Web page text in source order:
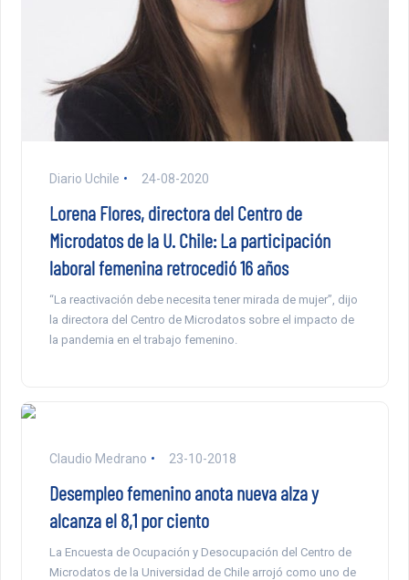
Diario Uchile 24-08-2020
Lorena Flores, directora del Centro de
Microdatos de la U. Chile: La participación
laboral femenina retrocedió 16 años
“La reactivación debe necesita tener mirada de mujer”, dijo
la directora del Centro de Microdatos sobre el impacto de
la pandemia en el trabajo femenino.
Claudio Medrano 23-10-2018
Desempleo femenino anota nueva alza y
alcanza el 8,1 por ciento
La Encuesta de Ocupación y Desocupación del Centro de
Microdatos de la Universidad de Chile arrojó como uno de